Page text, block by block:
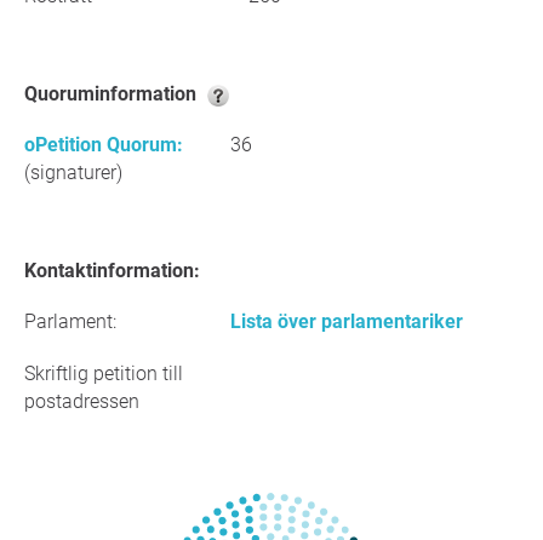
Quoruminformation
oPetition Quorum:
(signaturer)
36
Kontaktinformation:
Parlament: Lista över parlamentariker
Skriftlig petition till
postadressen